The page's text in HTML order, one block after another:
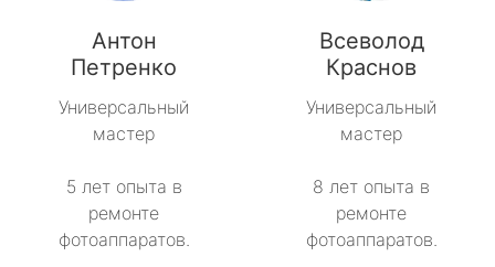
Антон
Петренко
Универсальный
мастер
5 лет опыта в
ремонте
фотоаппаратов.
Всеволод
Краснов
Универсальный
мастер
8 лет опыта в
ремонте
фотоаппаратов.